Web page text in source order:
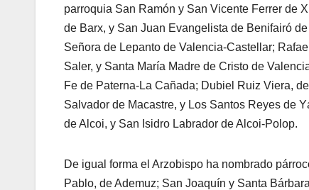
parroquia San Ramón y San Vicente Ferrer de
de Barx, y San Juan Evangelista de Benifairó
Señora de Lepanto de Valencia-Castellar;
Saler, y Santa María Madre de Cristo de
Fe de Paterna-La Cañada; Dubiel Ruiz Viera,
Salvador de Macastre, y Los Santos Reyes de
de Alcoi, y San Isidro Labrador de Alcoi-Polop.
De igual forma el Arzobispo ha nombrado
Pablo, de Ademuz; San Joaquín y Santa